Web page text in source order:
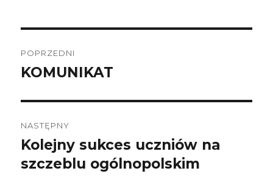
wpisu
POPRZEDNI
Poprzedni
KOMUNIKAT
NASTĘPNY
Następny
wpis:
Kolejny sukces uczniów na
szczeblu ogólnopolskim